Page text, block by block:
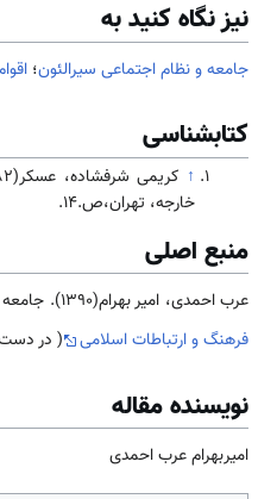
نیز نگاه کنید به
جامعه و نظام اجتماعی سیرالئون؛
کتابشناسی
↑ کریمی شرفشاده، عسکر(1382).
خارجه، تهران،ص.14.
منبع اصلی
عرب احمدی، امیر بهرام(1390). جامعه و فرهنگ
فرهنگ و ارتباطات اسلامی
( در دست
نویسنده مقاله
امیربهرام عرب احمدی